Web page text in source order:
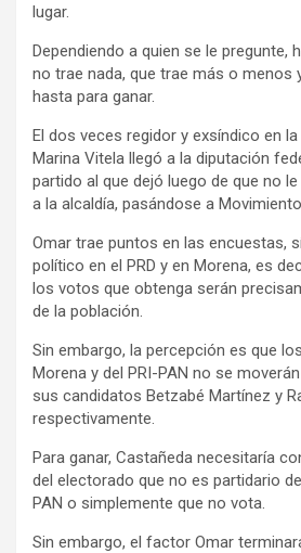
lugar.
Dependiendo a quien se le pregunte,
no trae nada, que trae más o menos
hasta para ganar.
El dos veces regidor y exsíndico en
Marina Vitela llegó a la diputación
partido al que dejó luego de que no
a la alcaldía, pasándose a
Omar trae puntos en las encuestas,
político en el PRD y en Morena, es
los votos que obtenga serán
de la población.
Sin embargo, la percepción es que
Morena y del PRI-PAN no se
sus candidatos Betzabé Martínez y
respectivamente.
Para ganar, Castañeda necesitaría
del electorado que no es partidario
PAN o simplemente que no vota.
Sin embargo, el factor Omar